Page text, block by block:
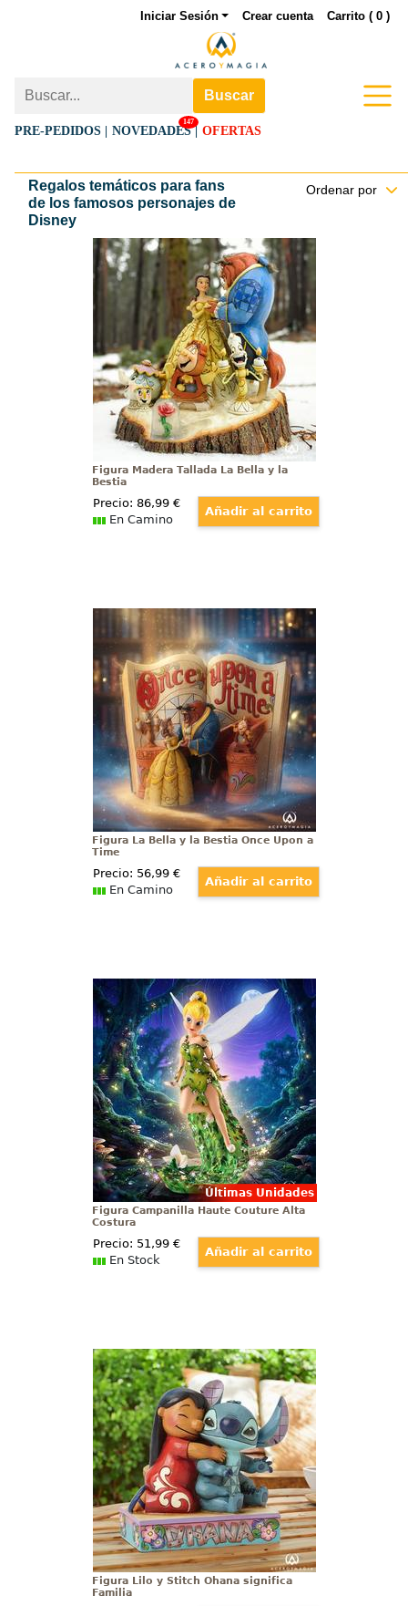
Carrito ( 0 )
Crear cuenta
Iniciar Sesión
Buscar
PRE-PEDIDOS | NOVEDADES
147
| OFERTAS
Ordenar por
Regalos temáticos para fans
de los famosos personajes de
Disney
Figura Madera Tallada La Bella y la
Bestia
Explora el mágico mundo de "La
Bella y la Bestia" con esta
deslumbrante figura de madera
tallada que captura a la
perfección la esencia y el encanto
de la amada película de Walt
Disney.
Figura Madera Tallada La Bella y la
Bestia
Precio: 86,99€
En Camino
Figura La Bella y la Bestia Once
Upon a Time
Déjate cautivar por la magia
atemporal de "La Bella y la
Bestia" con la exquisita figura del
cuento que rinde homenaje al
clásico de Walt Disney de 1991.
Con una altura de
aproximadamente 17,5 cm
Figura La Bella y la Bestia Once Upon a
Time
Precio: 56,99€
En Camino
Últimas Unidades
Figura Campanilla Haute Couture
Alta Costura
Mágica figura de Campanilla
(Tinker Bell) de la línea Haute
Couture de Walt Disney basada en
el clásico Peter Pan de 1953.
Figura Campanilla Haute Couture Alta
Costura
Precio: 51,99€
En Stock
Figura Lilo y Stitch Ohana significa
Familia
Experimenta la magia de la
familia con la entrañable figura
de Lilo y Stitch, capturando la
esencia pura y conmovedora de
la película atemporal de Walt
Disney.
Figura Lilo y Stitch Ohana significa
Familia